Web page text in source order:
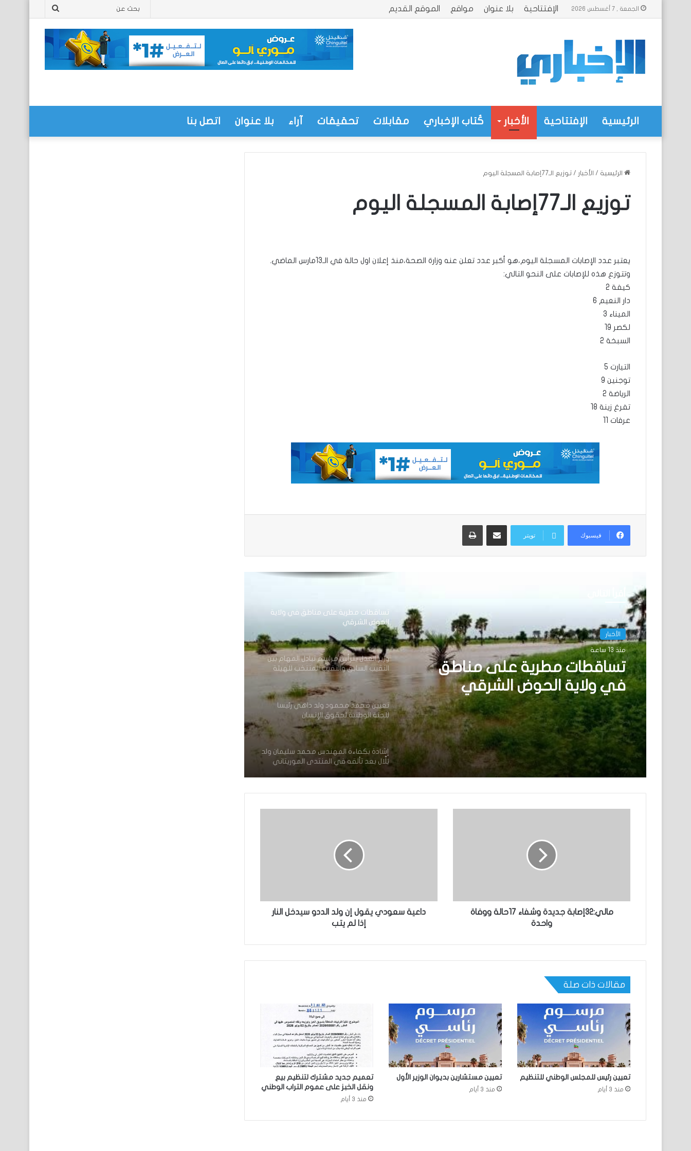
الجمعة , 7 أغسطس 2026 الإفتتاحية بلا عنوان مواقع الموقع القديم بحث
الرئيسية الإفتتاحية الأخبار كُتاب الإخباري مقابلات تحقيقات آراء بلا عنوان اتصل بنا
الرئيسية / الأخبار / توزيع الـ77إصابة المسجلة اليوم
توزيع الـ77إصابة المسجلة اليوم
يعتبر عدد الإصابات المسجلة اليوم،هو أكبر عدد تعلن عنه وزارة الصحة،منذ إعلان اول حالة في الـ13مارس الماضي.
وتتوزع هذه للإصابات على النحو التالي:
كيفة 2
دار النعيم 6
الميناء 3
لكصر 19
السبخة 2
التيارت 5
توجنين 9
الرياضة 2
تفرغ زينة 18
عرفات 11
فيسبوك تويتر
مشاركة عبر البريد طباعة
الأخبار
منذ 13 ساعة
تساقطات مطرية على مناطق
في ولاية الحوض الشرقي
تعيين مكلف برئاسة الجمهورية
تساقطات مطرية على أربع
عملية اختطاف
تساقطات مطرية على مناطق في ولاية
الحوض الشرقي
وزير العدل يترأس مراسم تبادل المهام بين
النقيب السابق والنقيب المنتخب للهيئة
الوطنية للمحامين
تعيين محمد محمود ولد داهي رئيسا
للجنة الوطنية لحقوق الإنسان
إشادة بكفاءة المهندس محمد سليمان ولد
بَلَّال بعد تألقه في المنتدى الموريتاني
العُماني
غرب موريتانيا وشمال السنغال
الإخباري ينشر بيان مجلس الوزراء
تساقطات مطرية على أربع
ولايات(مقاييس)
تساقطات مطرية على مناطق في ولاية
الحوض الشرقي
وزير العدل يترأس مراسم تبادل المهام بين
النقيب السابق والنقيب المنتخب للهيئة
مالي:32إصابة جديدة وشفاء 17حالة ووفاة
واحدة
داعية سعودي يقول إن ولد الددو سيدخل النار
إذا لم يتب
مقالات ذات صلة
تعيين رئيس للمجلس الوطني للتنظيم
منذ 3 أيام
تعيين مستشارين بديوان الوزير الأول
منذ 3 أيام
تعميم جديد مشترك لتنظيم بيع
ونقل الخبز على عموم التراب الوطني
منذ 3 أيام